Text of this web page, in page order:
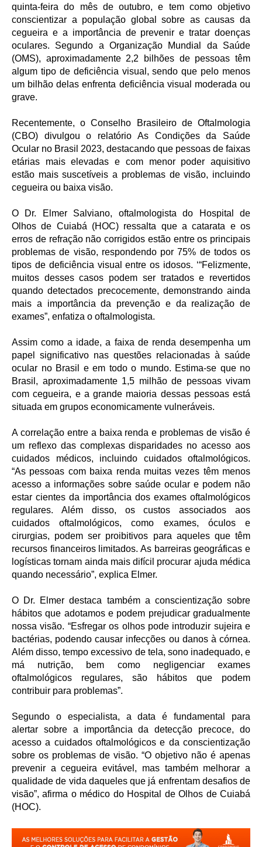
quinta-feira do mês de outubro, e tem como objetivo
conscientizar a população global sobre as causas da
cegueira e a importância de prevenir e tratar doenças
oculares. Segundo a Organização Mundial da Saúde
(OMS), aproximadamente 2,2 bilhões de pessoas têm
algum tipo de deficiência visual, sendo que pelo menos
um bilhão delas enfrenta deficiência visual moderada ou
grave.
Recentemente, o Conselho Brasileiro de Oftalmologia
(CBO) divulgou o relatório As Condições da Saúde
Ocular no Brasil 2023, destacando que pessoas de faixas
etárias mais elevadas e com menor poder aquisitivo
estão mais suscetíveis a problemas de visão, incluindo
cegueira ou baixa visão.
O Dr. Elmer Salviano, oftalmologista do Hospital de
Olhos de Cuiabá (HOC) ressalta que a catarata e os
erros de refração não corrigidos estão entre os principais
problemas de visão, respondendo por 75% de todos os
tipos de deficiência visual entre os idosos. ‘“Felizmente,
muitos desses casos podem ser tratados e revertidos
quando detectados precocemente, demonstrando ainda
mais a importância da prevenção e da realização de
exames”, enfatiza o oftalmologista.
Assim como a idade, a faixa de renda desempenha um
papel significativo nas questões relacionadas à saúde
ocular no Brasil e em todo o mundo. Estima-se que no
Brasil, aproximadamente 1,5 milhão de pessoas vivam
com cegueira, e a grande maioria dessas pessoas está
situada em grupos economicamente vulneráveis.
A correlação entre a baixa renda e problemas de visão é
um reflexo das complexas disparidades no acesso aos
cuidados médicos, incluindo cuidados oftalmológicos.
“As pessoas com baixa renda muitas vezes têm menos
acesso a informações sobre saúde ocular e podem não
estar cientes da importância dos exames oftalmológicos
regulares. Além disso, os custos associados aos
cuidados oftalmológicos, como exames, óculos e
cirurgias, podem ser proibitivos para aqueles que têm
recursos financeiros limitados. As barreiras geográficas e
logísticas tornam ainda mais difícil procurar ajuda médica
quando necessário”, explica Elmer.
O Dr. Elmer destaca também a conscientização sobre
hábitos que adotamos e podem prejudicar gradualmente
nossa visão. “Esfregar os olhos pode introduzir sujeira e
bactérias, podendo causar infecções ou danos à córnea.
Além disso, tempo excessivo de tela, sono inadequado, e
má nutrição, bem como negligenciar exames
oftalmológicos regulares, são hábitos que podem
contribuir para problemas”.
Segundo o especialista, a data é fundamental para
alertar sobre a importância da detecção precoce, do
acesso a cuidados oftalmológicos e da conscientização
sobre os problemas de visão. “O objetivo não é apenas
prevenir a cegueira evitável, mas também melhorar a
qualidade de vida daqueles que já enfrentam desafios de
visão”, afirma o médico do Hospital de Olhos de Cuiabá
(HOC).